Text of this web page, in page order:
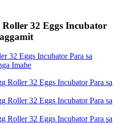
32 Eggs Incubator